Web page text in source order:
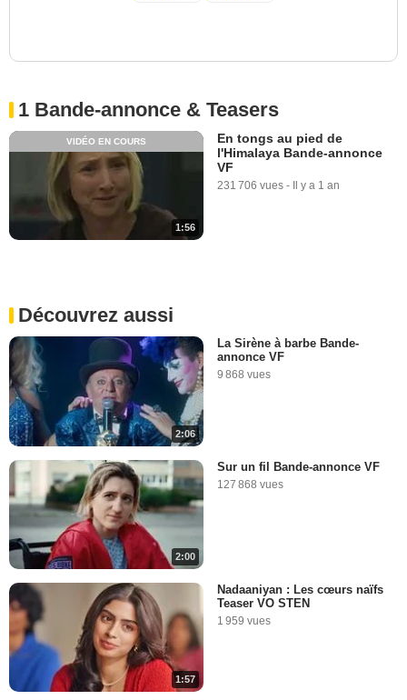
1 Bande-annonce & Teasers
1:56
VIDÉO EN COURS
En tongs au pied de
l'Himalaya Bande-annonce
VF
231 706 vues - Il y a 1 an
Découvrez aussi
2:06
La Sirène à barbe Bande-
annonce VF
9 868 vues
2:00
Sur un fil Bande-annonce VF
127 868 vues
1:57
Nadaaniyan : Les cœurs naïfs
Teaser VO STEN
1 959 vues